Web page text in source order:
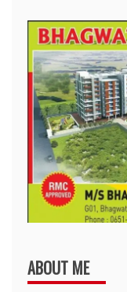
ABOUT ME